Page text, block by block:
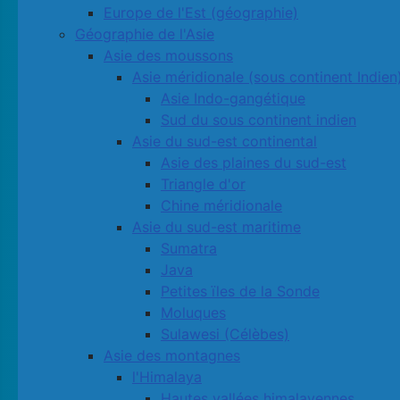
Europe de l'Est (géographie)
Géographie de l'Asie
Asie des moussons
Asie méridionale (sous continent
Asie Indo-gangétique
Sud du sous continent indien
Asie du sud-est continental
Asie des plaines du sud-est
Triangle d'or
Chine méridionale
Asie du sud-est maritime
Sumatra
Java
Petites ïles de la Sonde
Moluques
Sulawesi (Célèbes)
Asie des montagnes
l'Himalaya